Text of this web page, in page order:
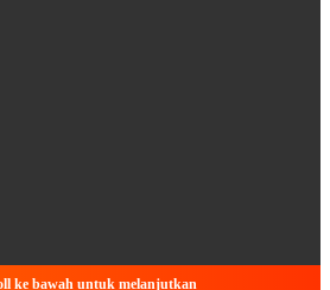
ke bawah untuk melanjutkan